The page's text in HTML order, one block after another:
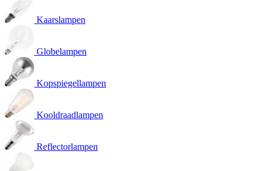
Kaarslampen
Globelampen
Kopspiegellampen
Kooldraadlampen
Reflectorlampen